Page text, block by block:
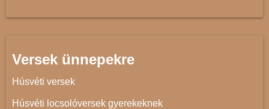
Versek ünnepekre
Húsvéti versek
Húsvéti locsolóversek gyerekeknek